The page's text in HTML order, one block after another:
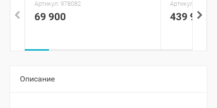
Артикул: 978082
69 900
Артикул:
439 990
Описание